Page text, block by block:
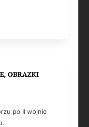
OBRAZKI
po II wojnie